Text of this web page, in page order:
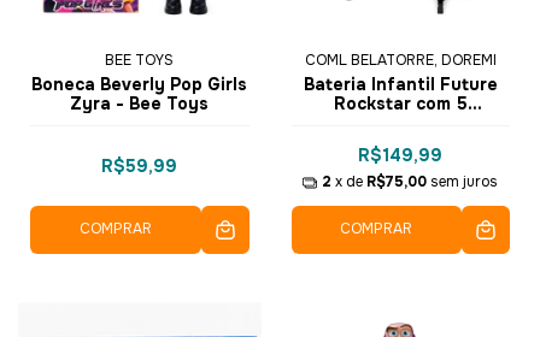
BEE TOYS
Boneca Beverly Pop Girls
Zyra - Bee Toys
R$59,99
COMPRAR
COML BELATORRE, DOREMI
Bateria Infantil Future
Rockstar com 5
R$149,99
2 x de R$75,00 sem juros
COMPRAR